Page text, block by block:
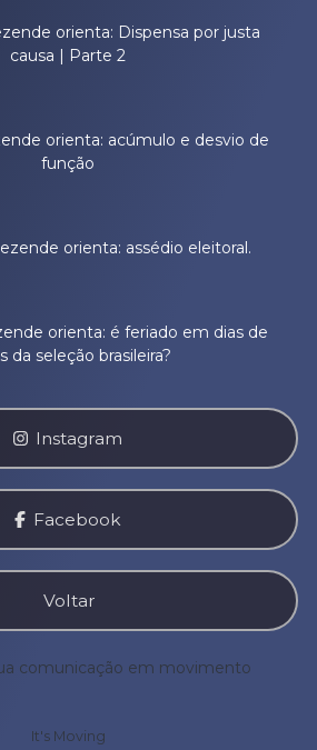
orienta: Dispensa por justa
causa | Parte 2
orienta: acúmulo e desvio de
função
orienta: assédio eleitoral.
orienta: é feriado em dias de
da seleção brasileira?
Instagram
Facebook
Voltar
comunicação em movimento
It's Moving